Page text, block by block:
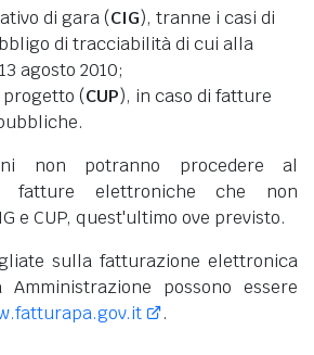
di gara (CIG), tranne i casi di
di tracciabilità di cui alla
agosto 2010;
(CUP), in caso di fatture
non potranno procedere al
fatture elettroniche che non
e CUP, quest'ultimo ove previsto.
sulla fatturazione elettronica
possono essere
.